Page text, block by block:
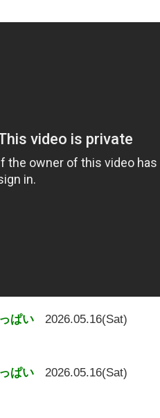
ぱい
2026.05.16(Sat)
ぱい
2026.05.16(Sat)